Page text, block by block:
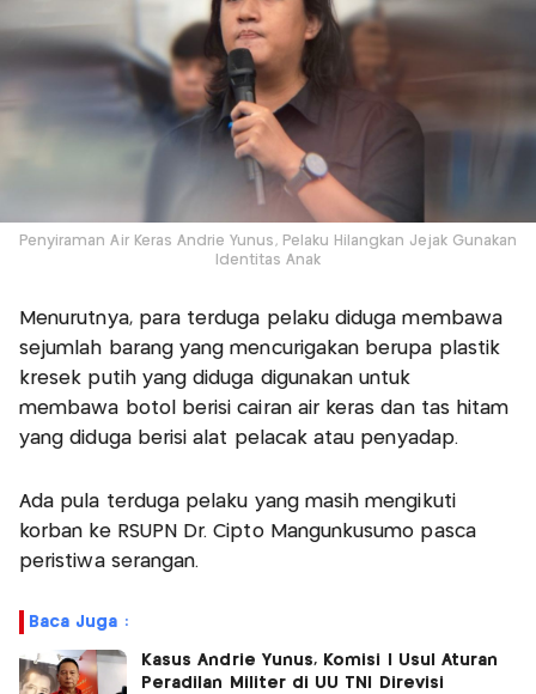
Penyiraman Air Keras Andrie Yunus, Pelaku Hilangkan Jejak Gunakan
Identitas Anak
Menurutnya, para terduga pelaku diduga membawa
sejumlah barang yang mencurigakan berupa plastik
kresek putih yang diduga digunakan untuk
membawa botol berisi cairan air keras dan tas hitam
yang diduga berisi alat pelacak atau penyadap.
Ada pula terduga pelaku yang masih mengikuti
korban ke RSUPN Dr. Cipto Mangunkusumo pasca
peristiwa serangan.
Baca Juga :
Kasus Andrie Yunus, Komisi I Usul Aturan
Peradilan Militer di UU TNI Direvisi